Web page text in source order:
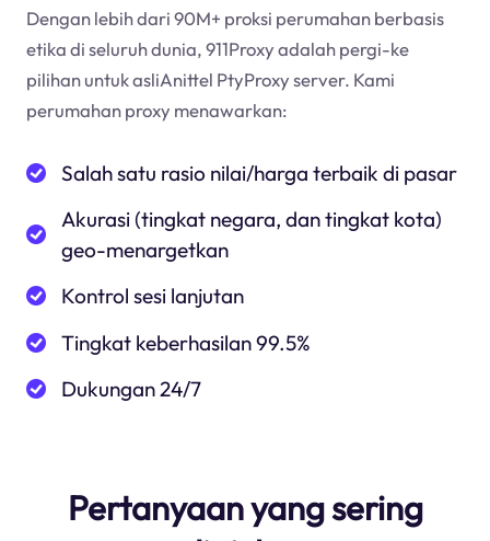
Dengan lebih dari 90M+ proksi perumahan berbasis
etika di seluruh dunia, 911Proxy adalah pergi-ke
pilihan untuk asliAnittel PtyProxy server. Kami
perumahan proxy menawarkan:
Salah satu rasio nilai/harga terbaik di pasar
Akurasi (tingkat negara, dan tingkat kota)
geo-menargetkan
Kontrol sesi lanjutan
Tingkat keberhasilan 99.5%
Dukungan 24/7
Pertanyaan yang sering